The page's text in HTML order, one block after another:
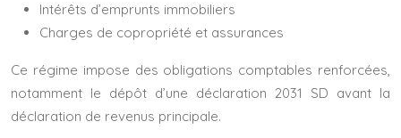
Intérêts d’emprunts immobiliers
Charges de copropriété et assurances
Ce régime impose des obligations comptables renforcées,
notamment le dépôt d’une déclaration 2031 SD avant la
déclaration de revenus principale.